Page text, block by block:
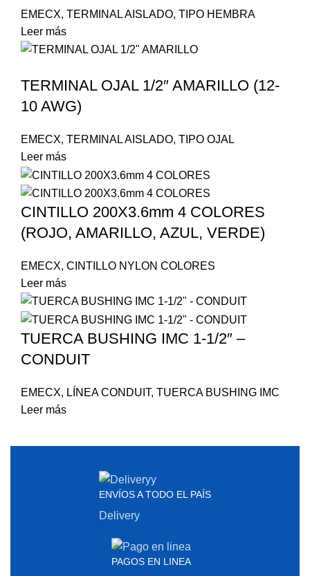
EMECX, TERMINAL AISLADO, TIPO HEMBRA
Leer más
TERMINAL OJAL 1/2″ AMARILLO (12-
10 AWG)
EMECX, TERMINAL AISLADO, TIPO OJAL
Leer más
CINTILLO 200X3.6mm 4 COLORES
(ROJO, AMARILLO, AZUL, VERDE)
EMECX, CINTILLO NYLON COLORES
Leer más
TUERCA BUSHING IMC 1-1/2″ –
CONDUIT
EMECX, LÍNEA CONDUIT, TUERCA BUSHING IMC
Leer más
ENVÍOS A TODO EL PAÍS
Delivery
PAGOS EN LINEA